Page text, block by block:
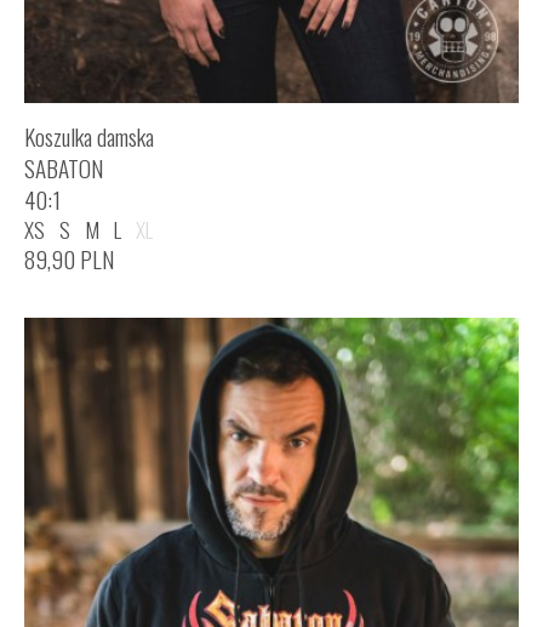
Koszulka damska
SABATON
40:1
XS S M L XL
89,90 PLN